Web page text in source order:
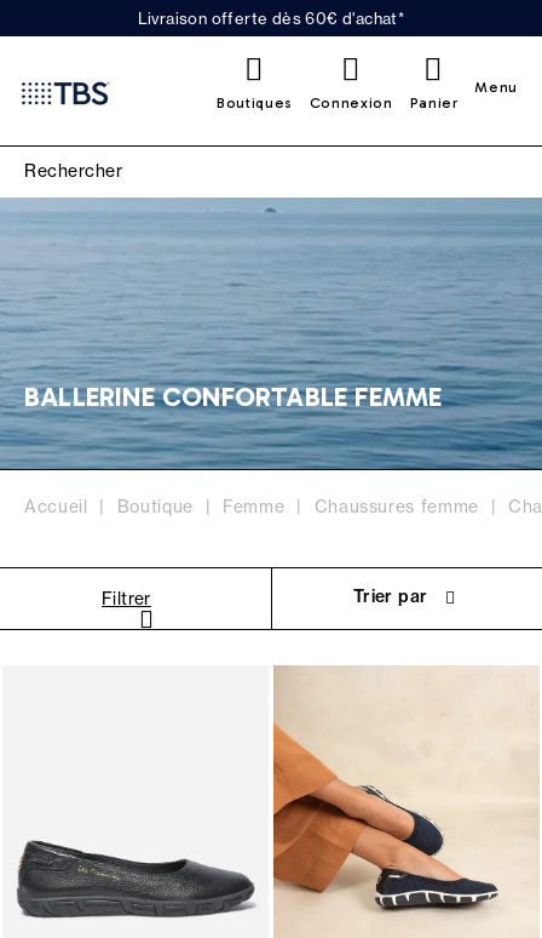
Livraison offerte dès 60€ d'achat*
Boutiques Connexion Panier
Menu
BALLERINE CONFORTABLE FEMME
Accueil Boutique Femme Chaussures femme
Filtrer Trier par